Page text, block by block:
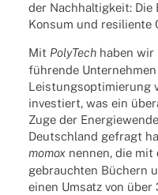
der Nach­hal­tig­keit: Die
Konsum und resi­li­ente
Mit Poly­Techhaben wir
führende
Leis­tungs­op­ti­mie­rung
inves­tiert, was ein
Zuge der
Deutsch­land gefragt
momoxnennen, die mit
gebrauch­ten Büchern
einen Umsatz von